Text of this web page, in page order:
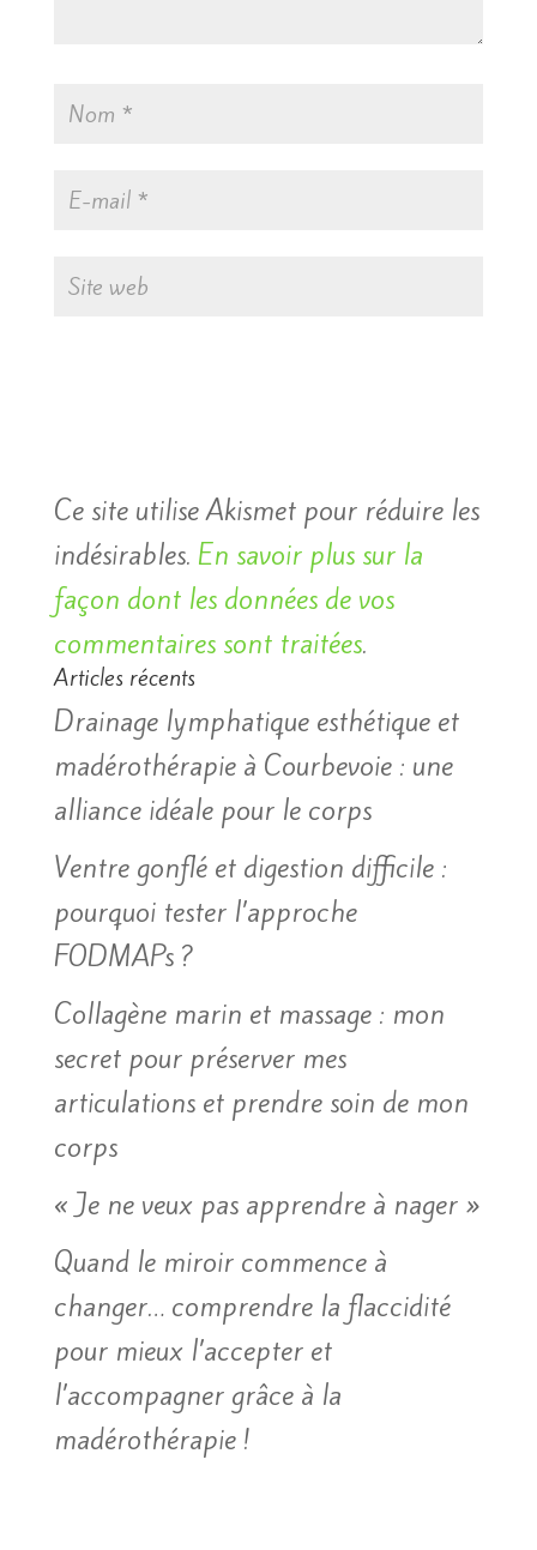
Ce site utilise Akismet pour réduire les
indésirables. En savoir plus sur la
façon dont les données de vos
commentaires sont traitées.
Articles récents
Drainage lymphatique esthétique et
madérothérapie à Courbevoie : une
alliance idéale pour le corps
Ventre gonflé et digestion difficile :
pourquoi tester l’approche
FODMAPs ?
Collagène marin et massage : mon
secret pour préserver mes
articulations et prendre soin de mon
corps
« Je ne veux pas apprendre à nager »
Quand le miroir commence à
changer… comprendre la flaccidité
pour mieux l’accepter et
l’accompagner grâce à la
madérothérapie !